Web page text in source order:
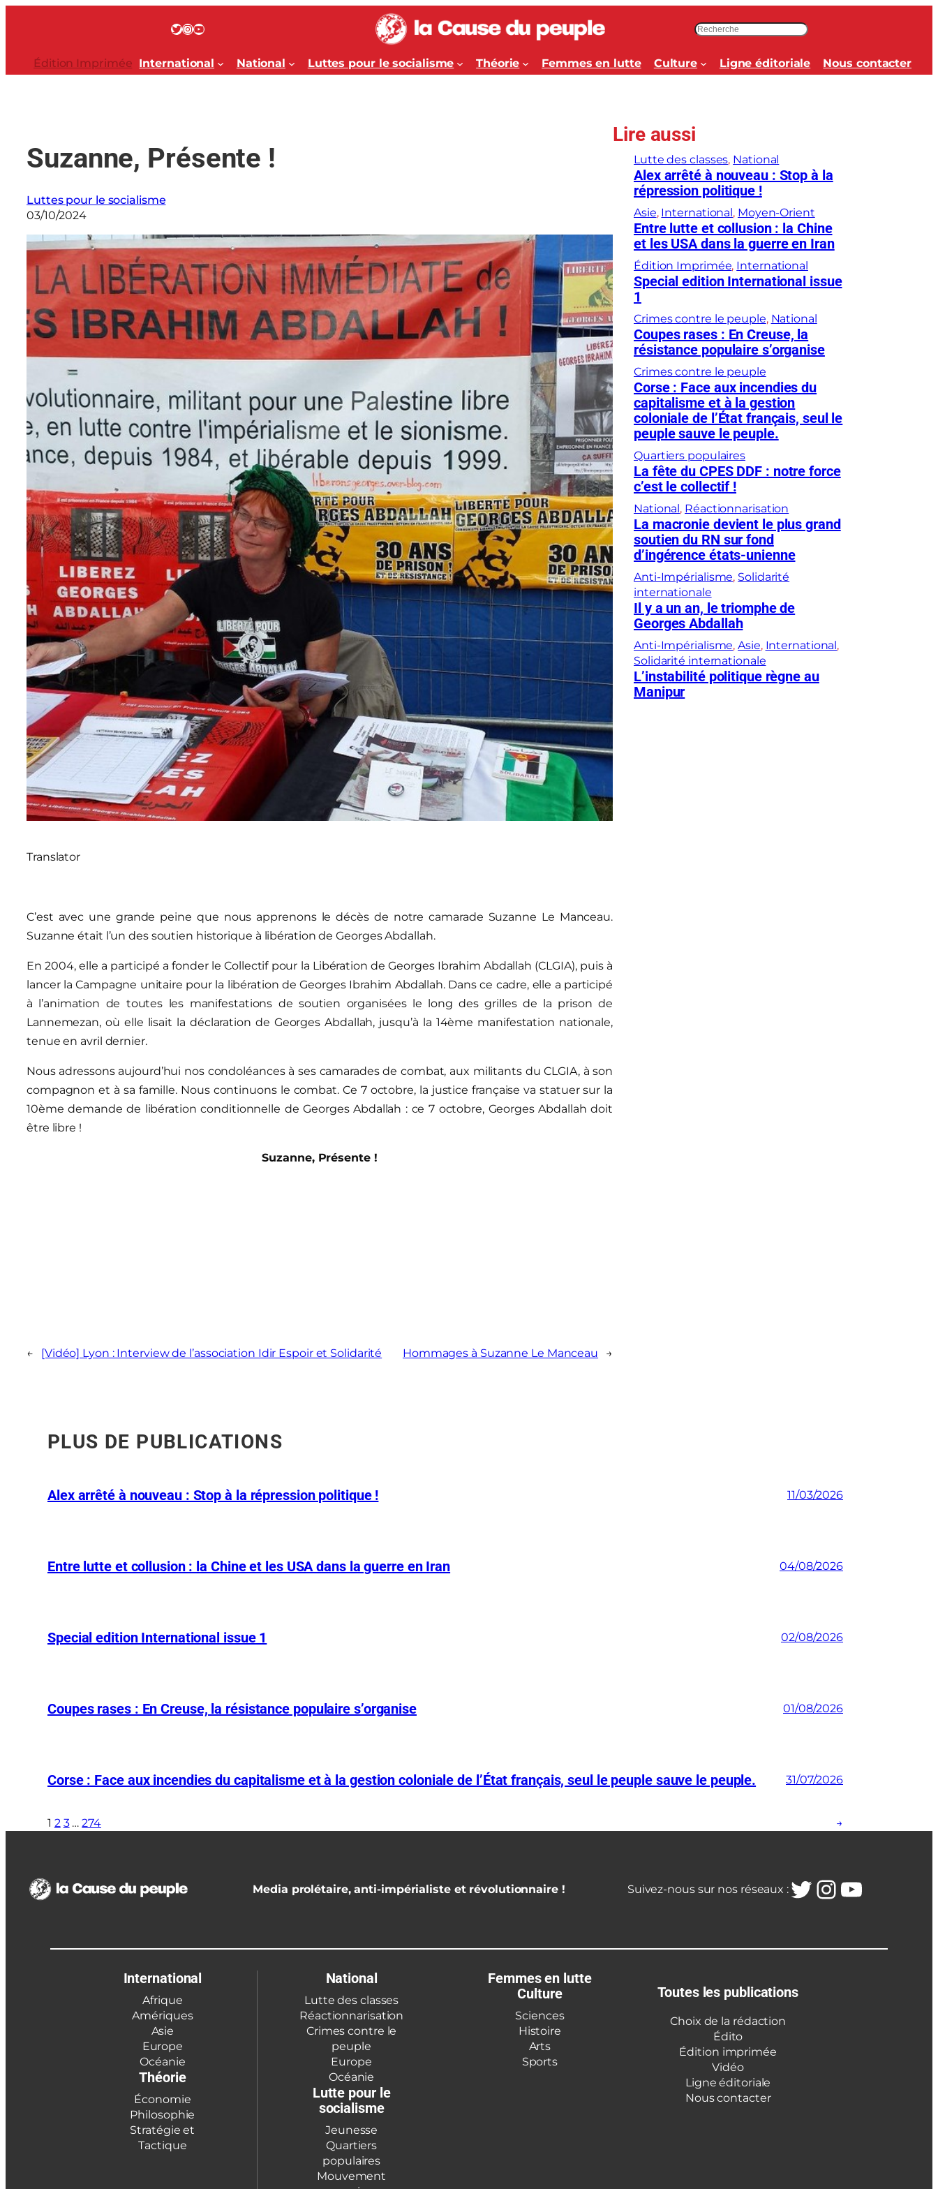
Twitter InstagramYouTube
c
h
h
r
Édition Imprimée International National Luttes pour le socialisme Théorie Femmes en lutte Culture Ligne éditoriale Nous contacter
Suzanne, Présente !
Luttes pour le socialisme
03/10/2024
Translator
C’est avec une grande peine que nous apprenons le décès de notre camarade Suzanne Le Manceau.
Suzanne était l’un des soutien historique à libération de Georges Abdallah.
En 2004, elle a participé a fonder le Collectif pour la Libération de Georges Ibrahim Abdallah (CLGIA), puis à
lancer la Campagne unitaire pour la libération de Georges Ibrahim Abdallah. Dans ce cadre, elle a participé
à l’animation de toutes les manifestations de soutien organisées le long des grilles de la prison de
Lannemezan, où elle lisait la déclaration de Georges Abdallah, jusqu’à la 14ème manifestation nationale,
tenue en avril dernier.
Nous adressons aujourd’hui nos condoléances à ses camarades de combat, aux militants du CLGIA, à son
compagnon et à sa famille. Nous continuons le combat. Ce 7 octobre, la justice française va statuer sur la
10ème demande de libération conditionnelle de Georges Abdallah : ce 7 octobre, Georges Abdallah doit
être libre !
Suzanne, Présente !
← [Vidéo] Lyon : Interview de l’association Idir Espoir et Solidarité Hommages à Suzanne Le Manceau →
Lire aussi
Lutte des classes, National
Alex arrêté à nouveau : Stop à la
répression politique !
Asie, International, Moyen-Orient
Entre lutte et collusion : la Chine
et les USA dans la guerre en Iran
Édition Imprimée, International
Special edition International issue
1
Crimes contre le peuple, National
Coupes rases : En Creuse, la
résistance populaire s’organise
Crimes contre le peuple
Corse : Face aux incendies du
capitalisme et à la gestion
coloniale de l’État français, seul le
peuple sauve le peuple.
Quartiers populaires
La fête du CPES DDF : notre force
c’est le collectif !
National, Réactionnarisation
La macronie devient le plus grand
soutien du RN sur fond
d’ingérence états-unienne
Anti-Impérialisme, Solidarité
internationale
Il y a un an, le triomphe de
Georges Abdallah
Anti-Impérialisme, Asie, International
Solidarité internationale
L’instabilité politique règne au
Manipur
PLUS DE PUBLICATIONS
Alex arrêté à nouveau : Stop à la répression politique ! 11/03/2026
Entre lutte et collusion : la Chine et les USA dans la guerre en Iran 04/08/2026
Special edition International issue 1 02/08/2026
Coupes rases : En Creuse, la résistance populaire s’organise 01/08/2026
Corse : Face aux incendies du capitalisme et à la gestion coloniale de l’État français, seul le peuple sauve le peuple. 31/07/2026
1 2 3 … 274 →
Media prolétaire, anti-impérialiste et révolutionnaire ! Suivez-nous sur nos réseaux :Twitter
International
Afrique
Amériques
Asie
Europe
Océanie
Théorie
Économie
Philosophie
Stratégie et
Tactique
National
Lutte des classes
Réactionnarisation
Crimes contre le
peuple
Europe
Océanie
Lutte pour le
socialisme
Jeunesse
Quartiers
populaires
Mouvement
Femmes en lutte
Culture
Sciences
Histoire
Arts
Sports
Toutes les publications
Choix de la rédaction
Édito
Édition imprimée
Vidéo
Ligne éditoriale
Nous contacter